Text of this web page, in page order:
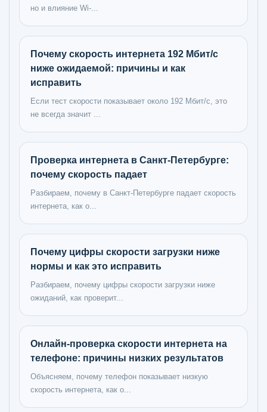
но и влияние Wi‑...
Почему скорость интернета 192 Мбит/с
ниже ожидаемой: причины и как
исправить
Если тест скорости показывает около 192 Мбит/с, это
не всегда значит ...
Проверка интернета в Санкт-Петербурге:
почему скорость падает
Разбираем, почему в Санкт-Петербурге падает скорость
интернета, как о...
Почему цифры скорости загрузки ниже
нормы и как это исправить
Разбираем, почему цифры скорости загрузки ниже
ожиданий, как проверит...
Онлайн-проверка скорости интернета на
телефоне: причины низких результатов
Объясняем, почему телефон показывает низкую
скорость интернета, как о...